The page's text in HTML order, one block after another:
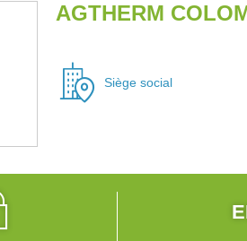
AGTHERM
Siège social